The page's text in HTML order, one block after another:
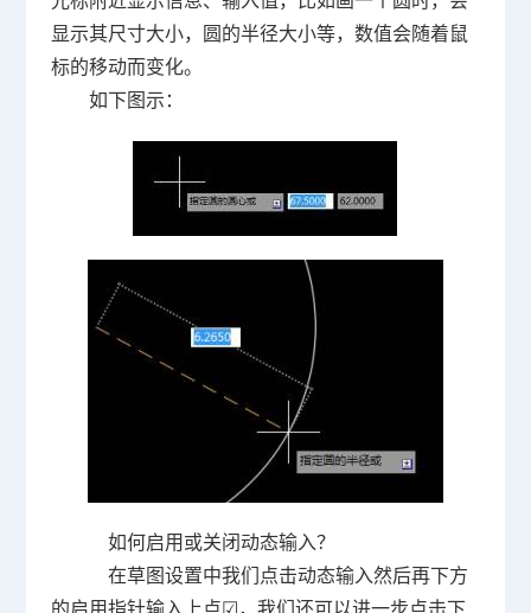
显示其尺寸大小，圆的半径大小等，数值会随着鼠
标的移动而变化。
如下图示：
如何启用或关闭动态输入？
在草图设置中我们点击动态输入然后再下方